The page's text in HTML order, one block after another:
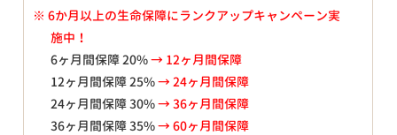
※ 6か月以上の生命保障にランクアップキャンペーン実
施中！
6ヶ月間保障 20%→ 12ヶ月間保障
12ヶ月間保障 25%→ 24ヶ月間保障
24ヶ月間保障 30%→ 36ヶ月間保障
36ヶ月間保障 35%→ 60ヶ月間保障